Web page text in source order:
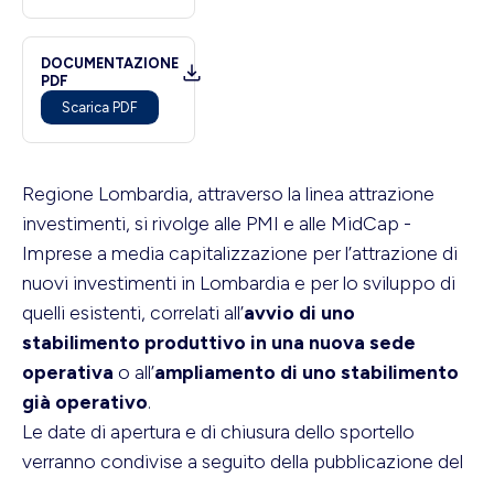
DOCUMENTAZIONE
PDF
Scarica PDF
Regione Lombardia, attraverso la linea attrazione
investimenti, si rivolge alle PMI e alle MidCap -
Imprese a media capitalizzazione per l’attrazione di
nuovi investimenti in Lombardia e per lo sviluppo di
quelli esistenti, correlati all’avvio di uno
stabilimento produttivo in una nuova sede
operativa o all’ampliamento di uno stabilimento
già operativo.
Le date di apertura e di chiusura dello sportello
verranno condivise a seguito della pubblicazione del